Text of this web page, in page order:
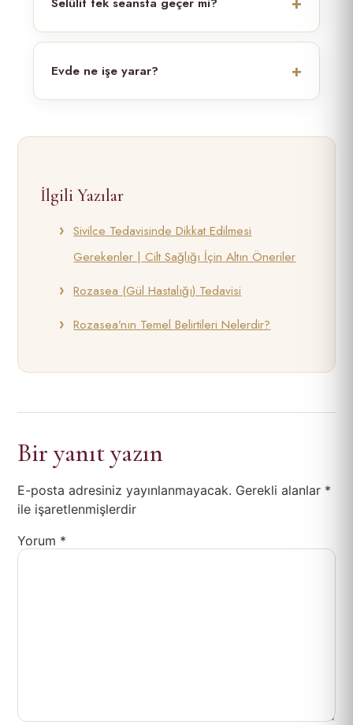
Evde ne işe yarar?
İlgili Yazılar
Sivilce Tedavisinde Dikkat Edilmesi
Gerekenler | Cilt Sağlığı İçin Altın Öneriler
Rozasea (Gül Hastalığı) Tedavisi
Rozasea’nın Temel Belirtileri Nelerdir?
Bir yanıt yazın
E-posta adresiniz yayınlanmayacak. Gerekli alanlar *
ile işaretlenmişlerdir
Yorum *